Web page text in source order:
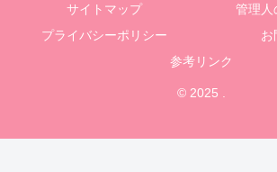
サイトマップ
管理人
プライバシーポリシー
お
参考リンク
© 2025 .